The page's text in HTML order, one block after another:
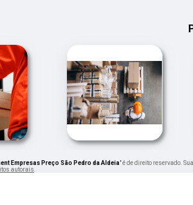
Empresas Preço São Pedro da Aldeia" é de direito reservado.
autorais.